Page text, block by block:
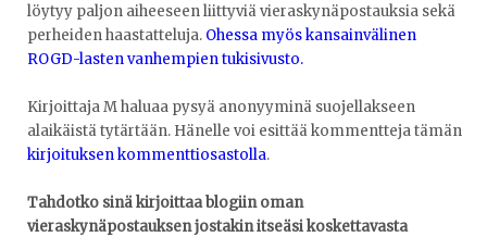
löytyy paljon aiheeseen liittyviä vieraskynäpostauksia sekä
perheiden haastatteluja. Ohessa myös kansainvälinen
ROGD-lasten vanhempien tukisivusto.
Kirjoittaja M haluaa pysyä anonyyminä suojellakseen
alaikäistä tytärtään. Hänelle voi esittää kommentteja tämän
kirjoituksen kommenttiosastolla.
Tahdotko sinä kirjoittaa blogiin oman
vieraskynäpostauksen jostakin itseäsi koskettavasta